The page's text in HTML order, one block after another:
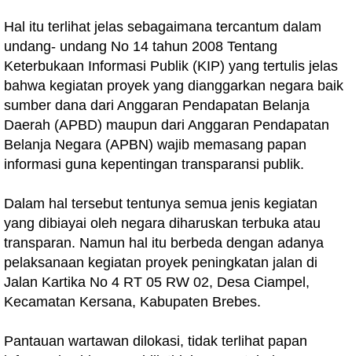
Hal itu terlihat jelas sebagaimana tercantum dalam
undang- undang No 14 tahun 2008 Tentang
Keterbukaan Informasi Publik (KIP) yang tertulis jelas
bahwa kegiatan proyek yang dianggarkan negara baik
sumber dana dari Anggaran Pendapatan Belanja
Daerah (APBD) maupun dari Anggaran Pendapatan
Belanja Negara (APBN) wajib memasang papan
informasi guna kepentingan transparansi publik.
Dalam hal tersebut tentunya semua jenis kegiatan
yang dibiayai oleh negara diharuskan terbuka atau
transparan. Namun hal itu berbeda dengan adanya
pelaksanaan kegiatan proyek peningkatan jalan di
Jalan Kartika No 4 RT 05 RW 02, Desa Ciampel,
Kecamatan Kersana, Kabupaten Brebes.
Pantauan wartawan dilokasi, tidak terlihat papan